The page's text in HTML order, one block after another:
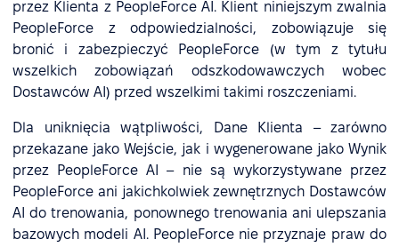
przez Klienta z PeopleForce AI. Klient niniejszym zwalnia
PeopleForce z odpowiedzialności, zobowiązuje się
bronić i zabezpieczyć PeopleForce (w tym z tytułu
wszelkich zobowiązań odszkodowawczych wobec
Dostawców AI) przed wszelkimi takimi roszczeniami.
Dla uniknięcia wątpliwości, Dane Klienta – zarówno
przekazane jako Wejście, jak i wygenerowane jako Wynik
przez PeopleForce AI – nie są wykorzystywane przez
PeopleForce ani jakichkolwiek zewnętrznych Dostawców
AI do trenowania, ponownego trenowania ani ulepszania
bazowych modeli AI. PeopleForce nie przyznaje praw do